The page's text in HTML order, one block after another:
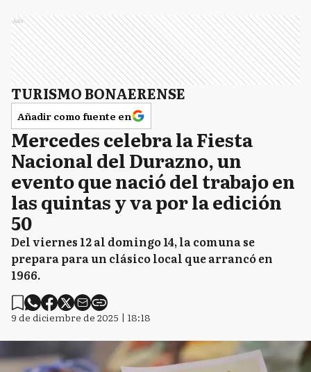
Ads
TURISMO BONAERENSE
Añadir como fuente en
Mercedes celebra la Fiesta
Nacional del Durazno, un
evento que nació del trabajo en
las quintas y va por la edición
50
Del viernes 12 al domingo 14, la comuna se
prepara para un clásico local que arrancó en
1966.
9 de diciembre de 2025 | 18:18